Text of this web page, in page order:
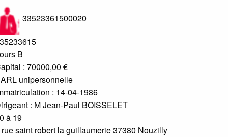
33523361500020
B
: 70000,00 €
unipersonnelle
: 14-04-1986
: M Jean-Paul BOISSELET
à 19
saint robert la guillaumerie37380 Nouzilly